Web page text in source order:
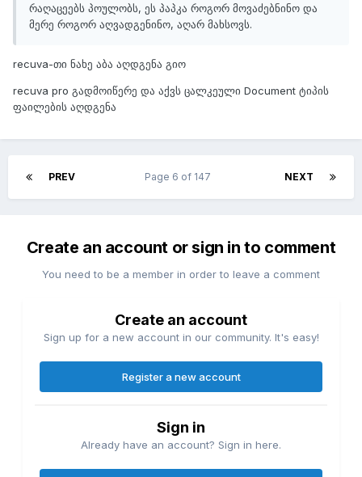
რაღაცეებს პოულობს, ეს პაპკა როგორ მოვაძებნინო და
მერე როგორ აღვადგენინო, აღარ მახსოვს.
recuva-თი ნახე აბა აღდგენა გიო
recuva pro გადმოიწერე და აქვს ცალკეული Document ტიპის
ფაილების აღდგენა
PREV NEXT
Page 6 of 147
Create an account or sign in to comment
You need to be a member in order to leave a comment
Create an account
Sign up for a new account in our community. It's easy!
Register a new account
Sign in
Already have an account? Sign in here.